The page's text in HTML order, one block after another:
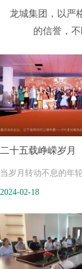
龙城集团，以严
的信誉，
二十五载峥嵘岁月
当岁月转动不息的年轮
当激情点燃生命的火焰
从1999到2024，
龙城已经走过了整整
2024-02-18